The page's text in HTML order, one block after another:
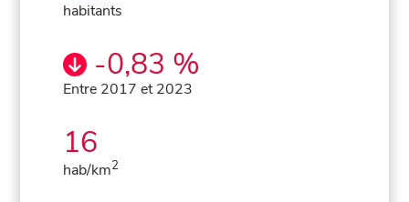
habitants
-0,83 %
Entre 2017 et 2023
16
hab/km2